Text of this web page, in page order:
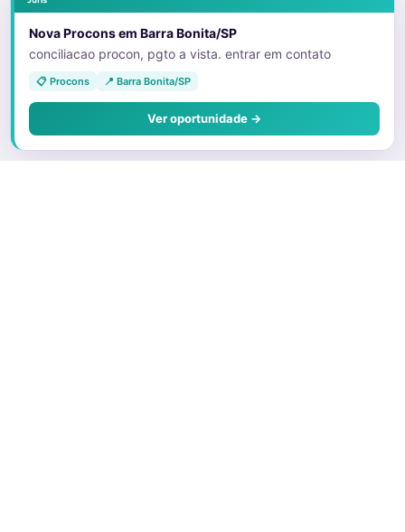
Nova Procons em Barra Bonita/SP
conciliacao procon, pgto a vista. entrar em contato
📋 Procons 📍 Barra Bonita/SP
Ver oportunidade →